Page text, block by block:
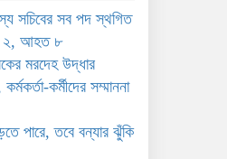
১১ দলীয় ঐক্যের
বাম্পার ফলনের
সচিবের সব পদ স্থগিত
২, আহত ৮
মরদেহ উদ্ধার
কর্মীদের সম্মাননা
পারে, তবে বন্যার ঝুঁকি